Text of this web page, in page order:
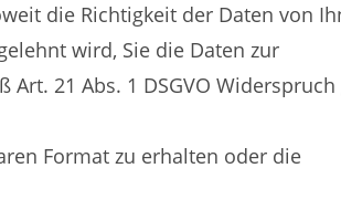
die Richtigkeit der Daten von
wird, Sie die Daten zur
21 Abs. 1 DSGVO Widerspruch
Format zu erhalten oder die